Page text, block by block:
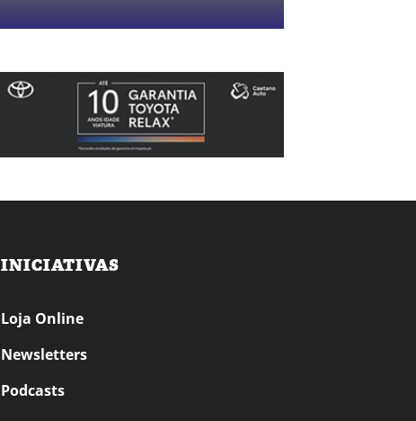
INICIATIVAS
Loja Online
Newsletters
Podcasts